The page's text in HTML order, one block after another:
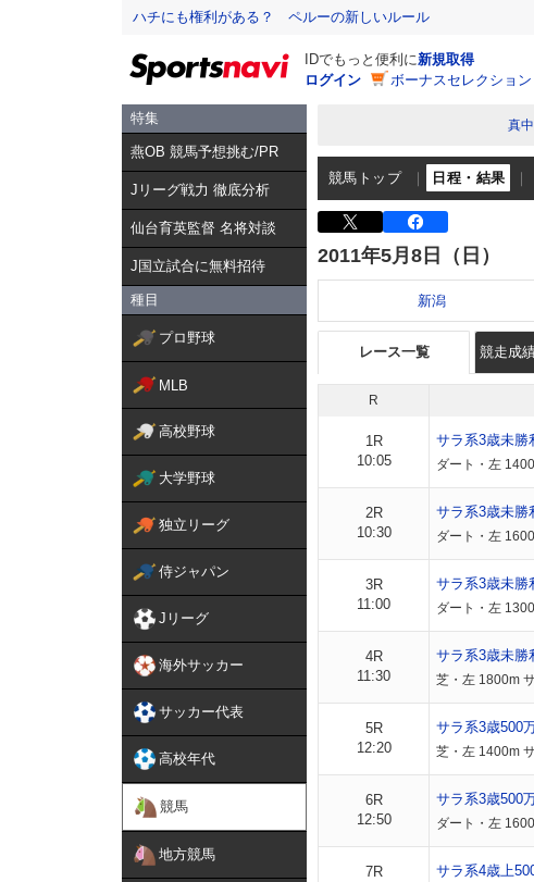
ハチにも権利がある？ ペルーの新しいルール
IDでもっと便利に新規取得
ログイン
ボーナスセレクショ
特集
燕OB 競馬予想挑む/PR
Jリーグ戦力 徹底分析
仙台育英監督 名将対談
J国立試合に無料招待
種目
プロ野球
MLB
高校野球
大学野球
独立リーグ
侍ジャパン
Jリーグ
海外サッカー
サッカー代表
高校年代
競馬
地方競馬
真
競馬トップ 日程・結果
2011年5月8日（日）
新潟
レース一覧 競走成
R
1R
10:05
サラ系3歳未勝
ダート・左
2R
10:30
サラ系3歳未勝
ダート・左
3R
11:00
サラ系3歳未勝
ダート・左
4R
11:30
サラ系3歳未勝
芝・左 1800m
5R
12:20
サラ系3歳500
芝・左 1400m
6R
12:50
サラ系3歳500
ダート・左
7R
サラ系4歳上